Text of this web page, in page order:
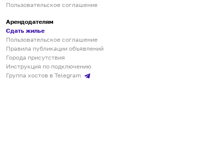
Пользовательское соглашение
Арендодателям
Сдать жилье
Пользовательское соглашение
Правила публикации объявлений
Города присутствия
Инструкция по подключению
Группа хостов в Telegram